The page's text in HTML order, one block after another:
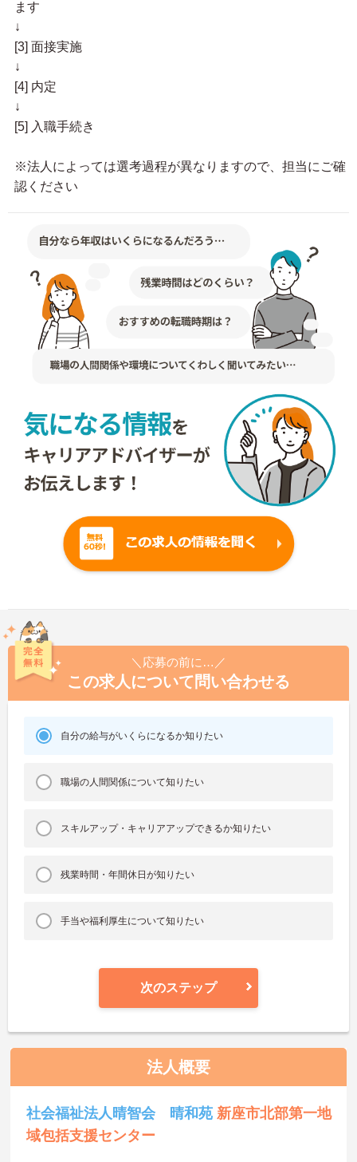
ます
↓
[3] 面接実施
↓
[4] 内定
↓
[5] 入職手続き
※法人によっては選考過程が異なりますので、担当にご確
認ください
＼応募の前に…／
この求人について問い合わせる
自分の給与がいくらになるか知りたい
職場の人間関係について知りたい
スキルアップ・キャリアアップできるか知りたい
残業時間・年間休日が知りたい
手当や福利厚生について知りたい
次のステップ
法人概要
社会福祉法人晴智会 晴和苑 新座市北部第一地
域包括支援センター